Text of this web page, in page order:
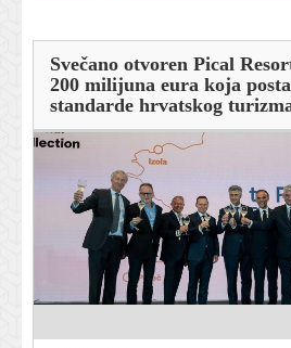
Svečano otvoren Pical
200 milijuna eura koja
standarde hrvatskog